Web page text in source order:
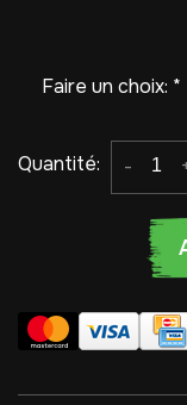
Faire un choix: *
Quantité: -